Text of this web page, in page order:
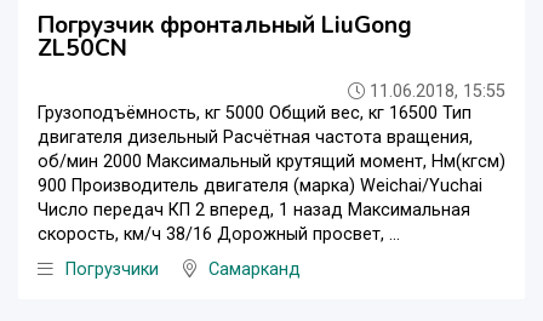
Погрузчик фронтальный LiuGong
ZL50CN
11.06.2018, 15:55
Грузоподъёмность, кг 5000 Общий вес, кг 16500 Тип
двигателя дизельный Расчётная частота вращения,
об/мин 2000 Максимальный крутящий момент, Нм(кгсм)
900 Производитель двигателя (марка) Weichai/Yuchai
Число передач КП 2 вперед, 1 назад Максимальная
скорость, км/ч 38/16 Дорожный просвет, ...
Погрузчики
Самарканд